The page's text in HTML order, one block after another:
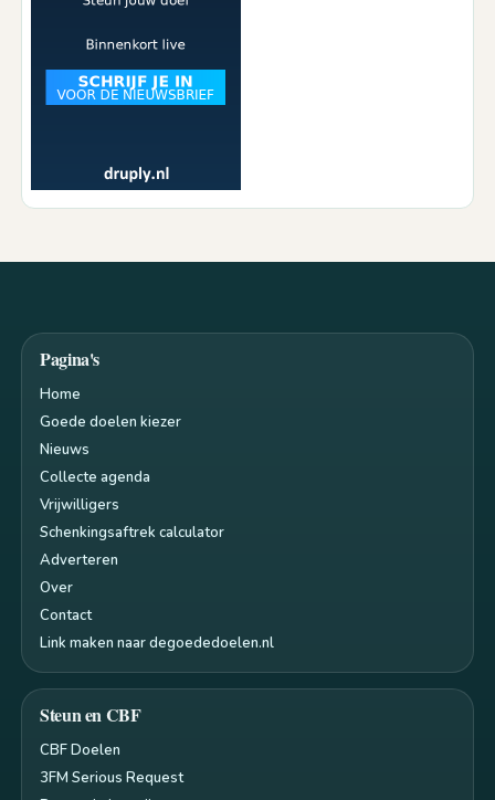
Pagina's
Home
Goede doelen kiezer
Nieuws
Collecte agenda
Vrijwilligers
Schenkingsaftrek calculator
Adverteren
Over
Contact
Link maken naar degoededoelen.nl
Steun en CBF
CBF Doelen
3FM Serious Request